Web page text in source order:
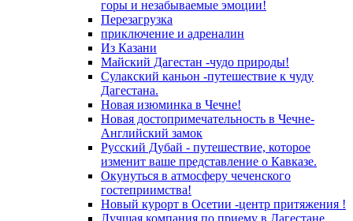
горы и незабываемые эмоции!
Перезагрузка
приключение и адреналин
Из Казани
Майский Дагестан -чудо природы!
Сулакский каньон -путешествие к чуду
Дагестана.
Новая изюминка в Чечне!
Новая достопримечательность в Чечне-
Английский замок
Русский Дубай - путешествие, которое
изменит ваше представление о Кавказе.
Окунуться в атмосферу чеченского
гостеприимства!
Новый курорт в Осетии -центр притяжения !
Лучшая компания по приему в Дагестане